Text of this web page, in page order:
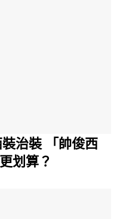
治裝 「帥俊西
划算？